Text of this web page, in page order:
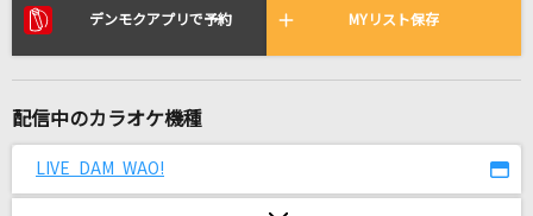
ホリデイ
爆裂愛してる
デンモクアプリで予約 MYリスト保存
配信中のカラオケ機種
LIVE DAM WAO!